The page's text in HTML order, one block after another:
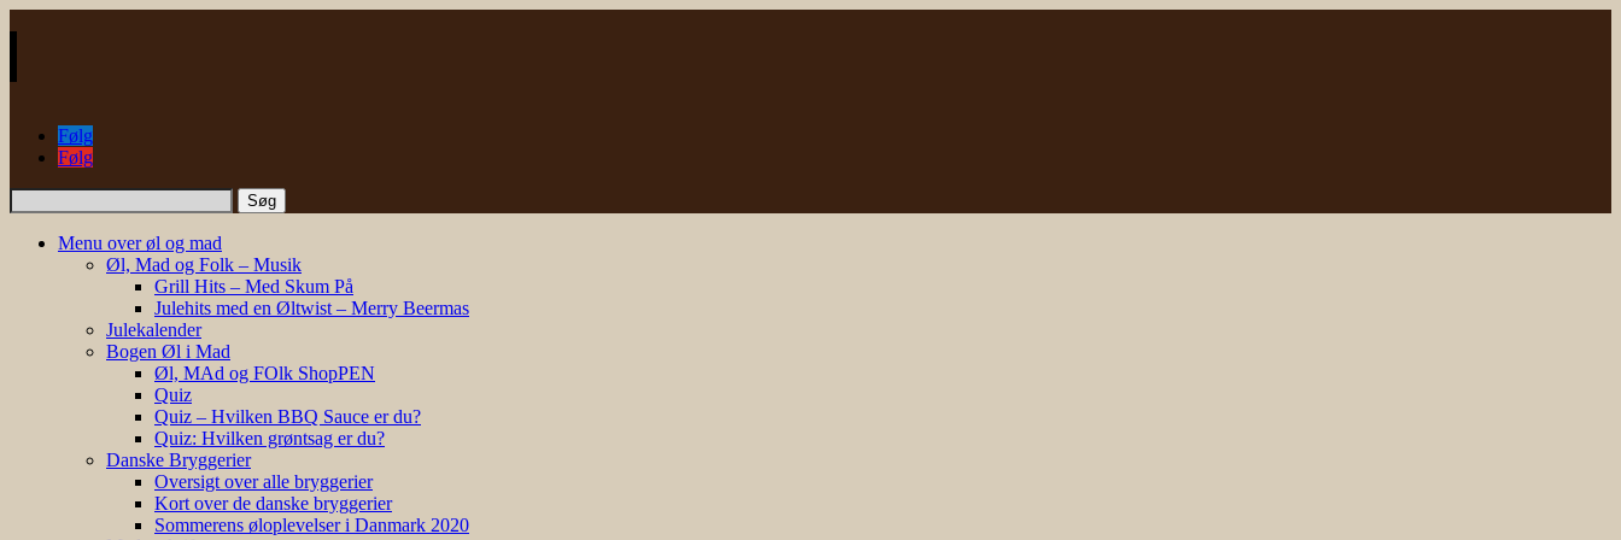
Følg
Følg
Søg
efter:
Menu over øl og mad
Øl, Mad og Folk – Musik
Grill Hits – Med Skum På
Julehits med en Øltwist – Merry Beermas
Julekalender
Bogen Øl i Mad
Øl, MAd og FOlk ShopPEN
Quiz
Quiz – Hvilken BBQ Sauce er du?
Quiz: Hvilken grøntsag er du?
Danske Bryggerier
Oversigt over alle bryggerier
Kort over de danske bryggerier
Sommerens øloplevelser i Danmark 2020